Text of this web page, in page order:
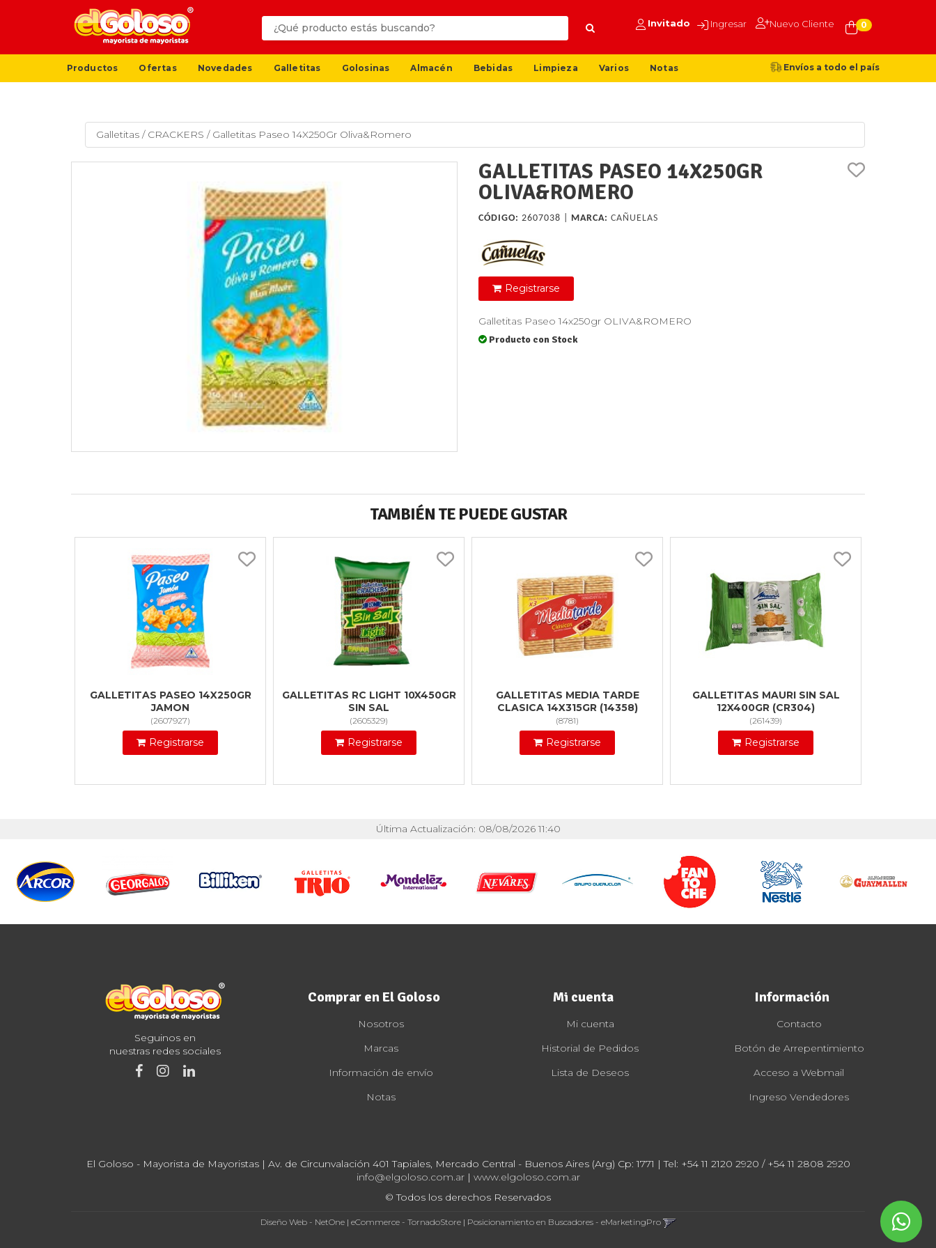
Invitado Ingresar Nuevo Cliente 0
Productos Ofertas Novedades Galletitas Golosinas Almacén Bebidas Limpieza Varios Notas Envíos a todo el país
Galletitas / CRACKERS / Galletitas Paseo 14X250Gr Oliva&Romero
GALLETITAS PASEO 14X250GR
OLIVA&ROMERO
CÓDIGO: 2607038 | MARCA: CAÑUELAS
Registrarse
Galletitas Paseo 14x250gr OLIVA&ROMERO
Producto con Stock
TAMBIÉN TE PUEDE GUSTAR
GALLETITAS PASEO 14X250GR
JAMON
(2607927)
Registrarse
GALLETITAS RC LIGHT 10X450GR
SIN SAL
(2605329)
Registrarse
GALLETITAS MEDIA TARDE
CLASICA 14X315GR (14358)
(8781)
Registrarse
GALLETITAS MAURI SIN SAL
12X400GR (CR304)
(261439)
Registrarse
Última Actualización: 08/08/2026 11:40
Seguinos en
nuestras redes sociales
Comprar en El Goloso
Nosotros
Marcas
Información de envío
Notas
Mi cuenta
Mi cuenta
Historial de Pedidos
Lista de Deseos
Información
Contacto
Botón de Arrepentimiento
Acceso a Webmail
Ingreso Vendedores
El Goloso - Mayorista de Mayoristas | Av. de Circunvalación 401 Tapiales, Mercado Central - Buenos Aires (Arg) Cp: 1771 | Tel: +54 11 2120 2920 / +54 11 2808 2920
info@elgoloso.com.ar| www.elgoloso.com.ar
© Todos los derechos Reservados
Diseño Web - NetOne| eCommerce - TornadoStore| Posicionamiento en Buscadores - eMarketingPro